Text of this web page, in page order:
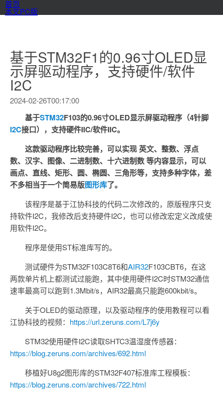
首页
本文PC版
基于STM32F1的0.96寸OLED显
示屏驱动程序，支持硬件/软件
I2C
2024-02-26T00:17:00
基于STM32F103的0.96寸OLED显示屏驱动程序（4针脚
I2C接口），支持硬件IIC/软件IIC。
这款驱动程序比较完善，可以实现 英文、整数、浮点
数、汉字、图像、二进制数、十六进制数 等内容显示，可以
画点、直线、矩形、圆、椭圆、三角形等，支持多种字体，差
不多相当于一个简易版图形库了。
该程序是基于江协科技的代码二次修改的，原版程序只支
持软件I2C，我修改后支持硬件I2C，也可以修改宏定义改成使
用软件I2C。
程序是使用ST标准库写的。
测试硬件为STM32F103C8T6和AIR32F103CBT6，在这
两款单片机上都测试过能跑，其中使用硬件I2C时STM32通信
速率最高可以跑到1.3Mbit/s，AIR32最高只能跑600kbit/s。
关于OLED的驱动原理，以及驱动程序的使用教程可以看
江协科技的视频： https://url.zeruns.com/L7j6y
STM32使用硬件I2C读取SHTC3温湿度传感器：
https://blog.zeruns.com/archives/692.html
移植好U8g2图形库的STM32F407标准库工程模板：
https://blog.zeruns.com/archives/722.html